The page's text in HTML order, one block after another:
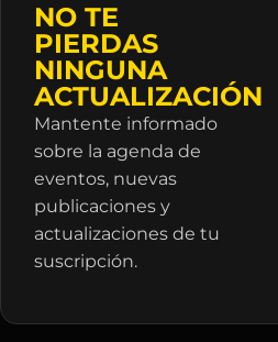
NO TE
PIERDAS
NINGUNA
ACTUALIZACIÓN
Mantente informado
sobre la agenda de
eventos, nuevas
publicaciones y
actualizaciones de tu
suscripción.